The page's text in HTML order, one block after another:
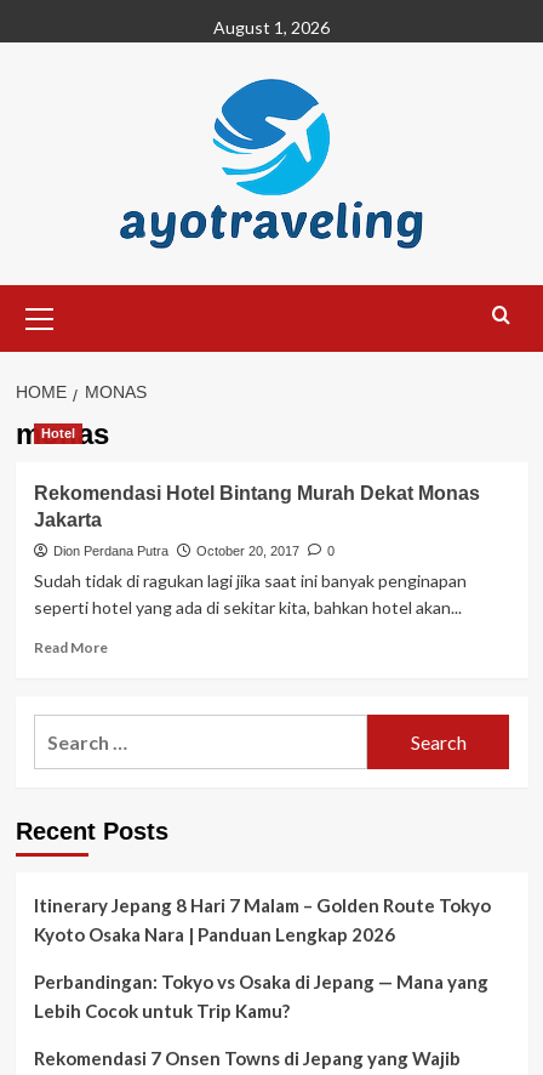
to
August 1, 2026
Menu
HOME MONAS
monas
Hotel
Rekomendasi Hotel Bintang Murah Dekat Monas
Jakarta
Dion Perdana Putra October 20, 2017 0
Sudah tidak di ragukan lagi jika saat ini banyak penginapan
seperti hotel yang ada di sekitar kita, bahkan hotel akan...
Read MoreRead
Rekomendasi
Hotel
Monas
Recent Posts
Itinerary Jepang 8 Hari 7 Malam – Golden Route Tokyo
Kyoto Osaka Nara | Panduan Lengkap 2026
Perbandingan: Tokyo vs Osaka di Jepang — Mana yang
Lebih Cocok untuk Trip Kamu?
Rekomendasi 7 Onsen Towns di Jepang yang Wajib